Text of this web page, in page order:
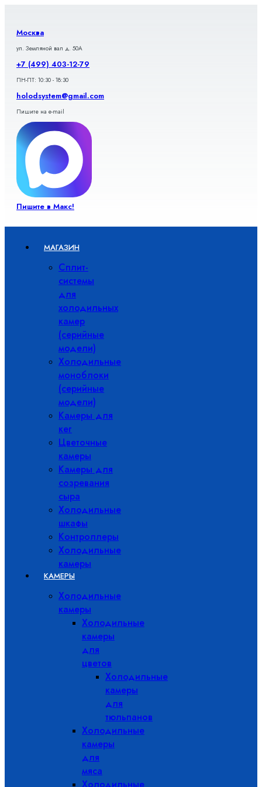
содержимому
Москва
ул. Земляной вал д. 50А
+7 (499) 403-12-79
ПН-ПТ: 10:30 - 18:30
holodsystem@gmail.com
Пишите на e-mail
Пишите в Макс!
МАГАЗИН
Сплит-
системы
для
холодильных
камер
(серийные
модели)
Холодильные
моноблоки
(серийные
модели)
Камеры для
кег
Цветочные
камеры
Камеры для
созревания
сыра
Холодильные
шкафы
Контроллеры
Холодильные
камеры
КАМЕРЫ
Холодильные
камеры
Холодильные
камеры
для
цветов
Холодильные
камеры
для
тюльпанов
Холодильные
камеры
для
мяса